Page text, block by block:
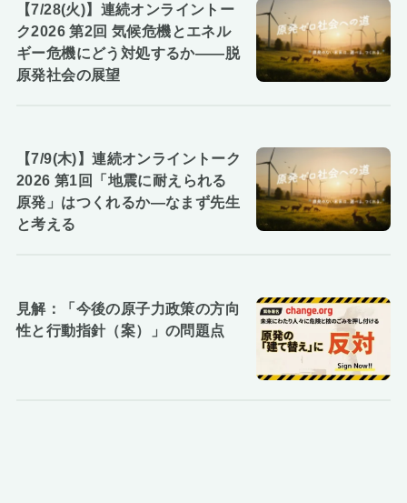
【7/28(火)】連続オンライントー
ク2026 第2回 気候危機とエネル
ギー危機にどう対処するか――脱
原発社会の展望
【7/9(木)】連続オンライントーク
2026 第1回「地震に耐えられる
原発」はつくれるか―なまず先生
と考える
見解：「今後の原子力政策の方向
性と行動指針（案）」の問題点